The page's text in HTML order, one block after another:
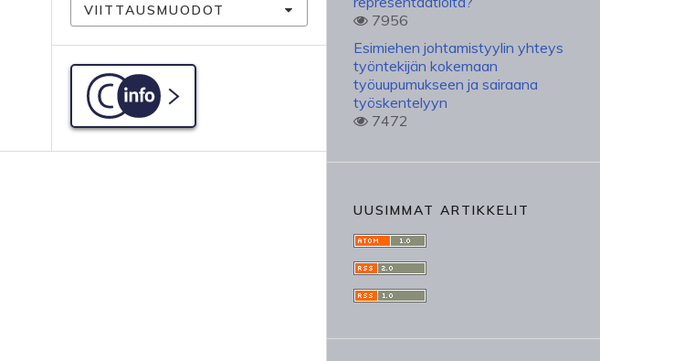
VIITTAUSMUODOT
C-info
7956
Esimiehen johtamistyylin yhteys
työntekijän kokemaan
työuupumukseen ja sairaana
työskentelyyn
7472
UUSIMMAT ARTIKKELIT